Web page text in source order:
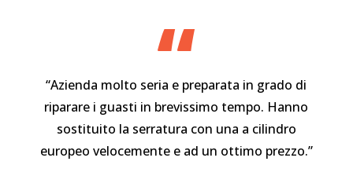
“
“Azienda molto seria e preparata in grado di
riparare i guasti in brevissimo tempo. Hanno
sostituito la serratura con una a cilindro
europeo velocemente e ad un ottimo prezzo.”